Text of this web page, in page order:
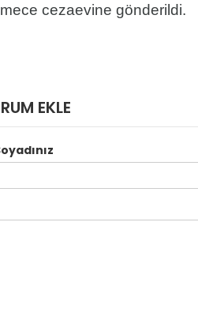
cezaevine gönderildi.
EKLE